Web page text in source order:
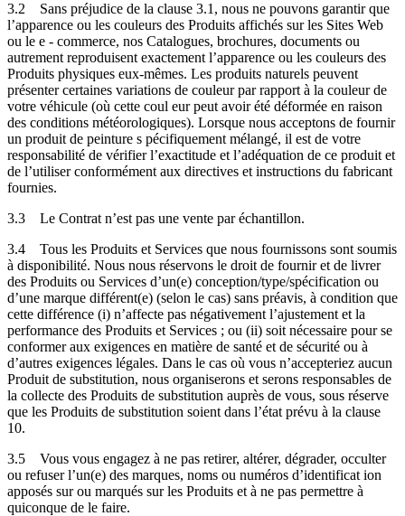
3.2
Sans préjudice de la clause 3.1, nous ne pouvons garantir que
l’apparence ou les couleurs des Produits affichés sur les Sites Web
ou le e - commerce, nos Catalogues, brochures, documents ou
autrement reproduisent exactement l’apparence ou les couleurs des
Produits physiques eux-mêmes. Les produits naturels peuvent
présenter certaines variations de couleur par rapport à la couleur de
votre véhicule (où cette coul eur peut avoir été déformée en raison
des conditions météorologiques). Lorsque nous acceptons de fournir
un produit de peinture s pécifiquement mélangé, il est de votre
responsabilité de vérifier l’exactitude et l’adéquation de ce produit et
de l’utiliser conformément aux directives et instructions du fabricant
fournies.
3.3
Le Contrat n’est pas une vente par échantillon.
3.4
Tous les Produits et Services que nous fournissons sont soumis
à disponibilité. Nous nous réservons le droit de fournir et de livrer
des Produits ou Services d’un(e) conception/type/spécification ou
d’une marque différent(e) (selon le cas) sans préavis, à condition que
cette différence (i) n’affecte pas négativement l’ajustement et la
performance des Produits et Services ; ou (ii) soit nécessaire pour se
conformer aux exigences en matière de santé et de sécurité ou à
d’autres exigences légales. Dans le cas où vous n’accepteriez aucun
Produit de substitution, nous organiserons et serons responsables de
la collecte des Produits de substitution auprès de vous, sous réserve
que les Produits de substitution soient dans l’état prévu à la clause
10.
3.5
Vous vous engagez à ne pas retirer, altérer, dégrader, occulter
ou refuser l’un(e) des marques, noms ou numéros d’identificat ion
apposés sur ou marqués sur les Produits et à ne pas permettre à
quiconque de le faire.